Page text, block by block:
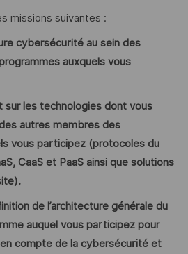
missions suivantes :
cybersécurité au sein des
auxquels vous
les technologies dont vous
autres membres des
vous participez (protocoles du
CaaS et PaaS ainsi que solutions
de l’architecture générale du
auquel vous participez pour
en compte de la cybersécurité et